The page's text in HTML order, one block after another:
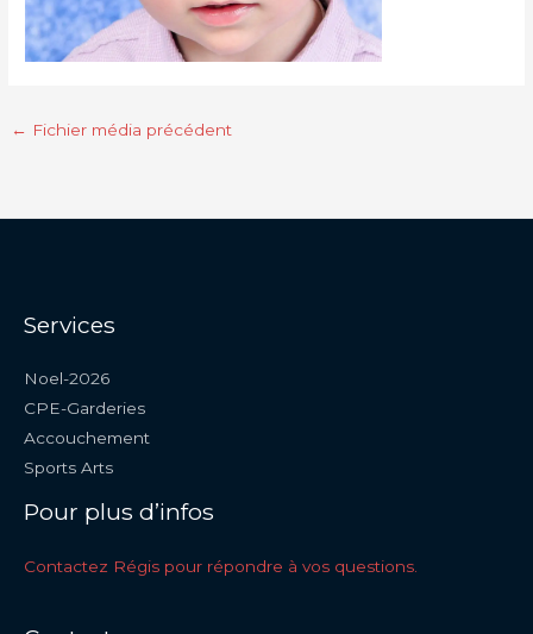
← Fichier média précédent
Services
Noel-2026
CPE-Garderies
Accouchement
Sports Arts
Pour plus d’infos
Contactez Régis pour répondre à vos questions.